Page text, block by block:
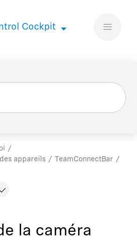
Cockpit
Cockpit
appareils
TeamConnect Bar
la caméra